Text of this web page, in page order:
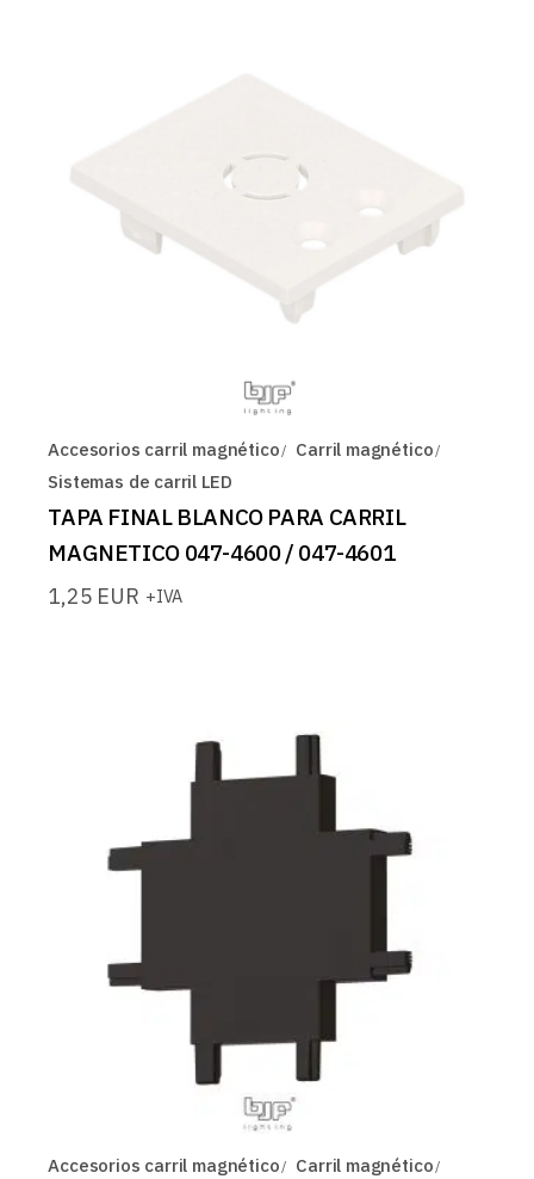
Accesorios carril magnético
Carril magnético
Sistemas de carril LED
TAPA FINAL BLANCO PARA CARRIL
MAGNETICO 047-4600 / 047-4601
1,25 EUR +IVA
Accesorios carril magnético
Carril magnético